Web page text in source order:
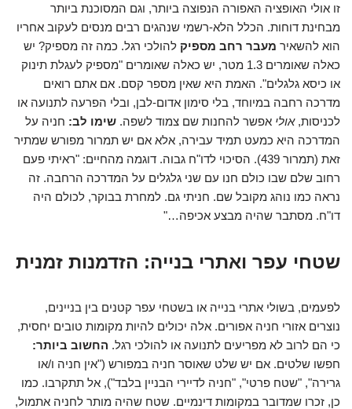
זו אולי האופציה האפורה הנפוצה ביותר, וגם המסוכנת ביותר
מבחינת דוחות. הכלל הלא-רשמי שנהגים רבים מנסים לעקוב אחריו
הוא להשאיר מעבר רחב מספיק להולכי רגל. כמה זה מספיק? יש
כאלה שאומרים 1.3 מטר, יש כאלה שאומרים "מספיק לעגלת תינוק
או כיסא גלגלים". האמת היא שאין מספר קסם. אם אתם רואים
מדרכה רחבה במיוחד, בלי סימון אדום-לבן, ובלי הפרעה לתנועה או
לכניסות,אולי אפשר להחנות שם צמוד לשפה. שימו לב: חניה על
המדרכה היא כמעט תמיד עבירה, אלא אם יש תמרור מפורש שמתיר
זאת (תמרור 439). הסיכוי לדו"ח גבוה. דוגמה מהחיים: "ראיתי פעם
רחוב שלם שבו כולם חנו עם שני גלגלים על המדרכה הרחבה. זה
נראה כמו נוהג מקובל שם. חניתי גם. למחרת בבוקר, לכולם היה
דו"ח. מסתבר שהיה מבצע אכיפה…"
שטחי עפר ואתרי בנייה: הזדמנות זמנית
לפעמים, בשולי אתרי בנייה או בשטחי עפר קטנים בין בניינים,
נוצרים אזורי חניה אפורים. אלה יכולים להיות מקומות טובים יחסית,
כי הם לרוב לא מפריעים לתנועה או להולכי רגל. החשוב ביותר:
חפשו שלטים. אם יש שלט שאוסר חניה במפורש ("אין חניה ו/או
גרירה", "שטח פרטי", "חניה לדיירי הבניין בלבד"), אל תתקרבו. כמו
כן, זכרו שמדובר במקומות דינמיים. שטח שהיה מותר לחניה אתמול,